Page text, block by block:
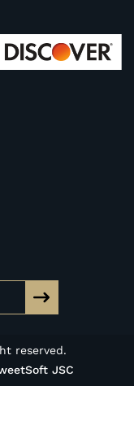
reserved.
JSC